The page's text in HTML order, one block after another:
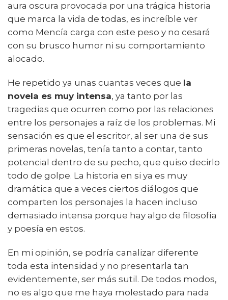
aura oscura provocada por una trágica historia
que marca la vida de todas, es increíble ver
como Mencía carga con este peso y no cesará
con su brusco humor ni su comportamiento
alocado.
He repetido ya unas cuantas veces que la
novela es muy intensa, ya tanto por las
tragedias que ocurren como por las relaciones
entre los personajes a raíz de los problemas. Mi
sensación es que el escritor, al ser una de sus
primeras novelas, tenía tanto a contar, tanto
potencial dentro de su pecho, que quiso decirlo
todo de golpe. La historia en si ya es muy
dramática que a veces ciertos diálogos que
comparten los personajes la hacen incluso
demasiado intensa porque hay algo de filosofía
y poesía en estos.
En mi opinión, se podría canalizar diferente
toda esta intensidad y no presentarla tan
evidentemente, ser más sutil. De todos modos,
no es algo que me haya molestado para nada